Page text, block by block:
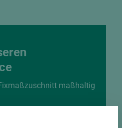
maßhaltig
durch